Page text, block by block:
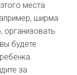
места
ширма
организовать
будете
за